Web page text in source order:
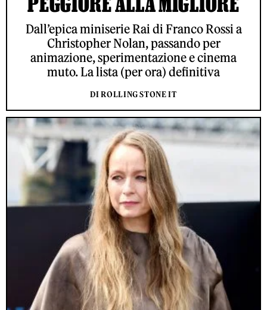
Dall’epica miniserie Rai di Franco Rossi a
Christopher Nolan, passando per
animazione, sperimentazione e cinema
muto. La lista (per ora) definitiva
DI ROLLING STONE IT